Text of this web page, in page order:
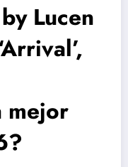
Lucen
mejor